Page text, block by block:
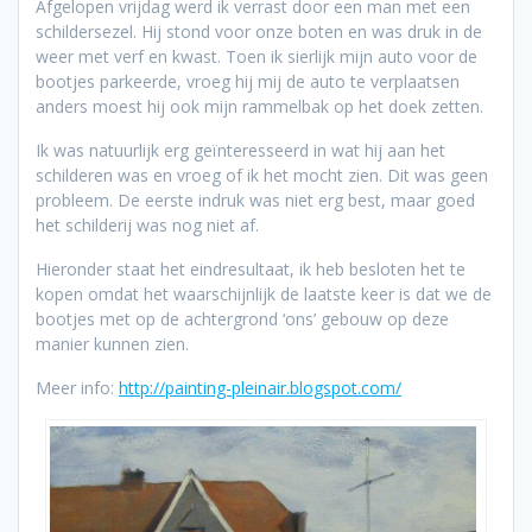
Afgelopen vrijdag werd ik verrast door een man met een
schildersezel. Hij stond voor onze boten en was druk in de
weer met verf en kwast. Toen ik sierlijk mijn auto voor de
bootjes parkeerde, vroeg hij mij de auto te verplaatsen
anders moest hij ook mijn rammelbak op het doek zetten.
Ik was natuurlijk erg geïnteresseerd in wat hij aan het
schilderen was en vroeg of ik het mocht zien. Dit was geen
probleem. De eerste indruk was niet erg best, maar goed
het schilderij was nog niet af.
Hieronder staat het eindresultaat, ik heb besloten het te
kopen omdat het waarschijnlijk de laatste keer is dat we de
bootjes met op de achtergrond ‘ons’ gebouw op deze
manier kunnen zien.
Meer info: http://painting-pleinair.blogspot.com/